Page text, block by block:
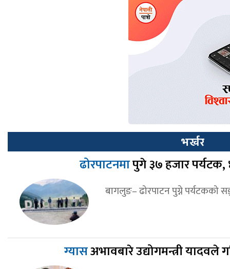
भर्खर
ढोरपाटनमापुगे ३७ हजार
बागलुङ– ढोरपाटन पुग्ने पर्यटकको
ग्यासअभावबारे उद्योगमन्त्री